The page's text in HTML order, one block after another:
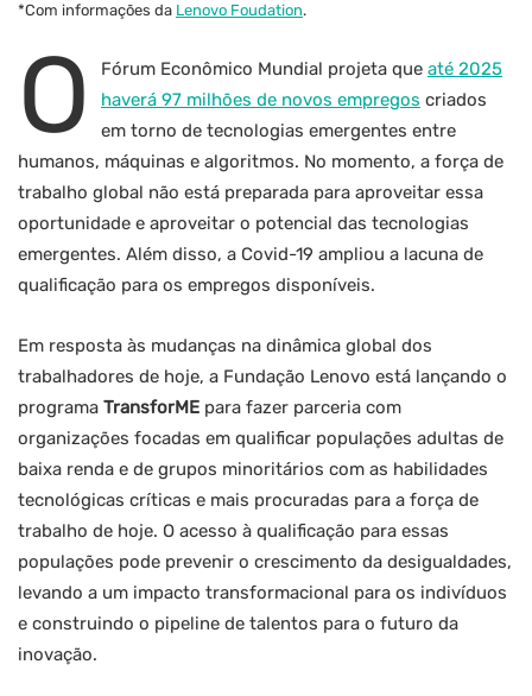
*Com informações da Lenovo Foudation.
O Fórum Econômico Mundial projeta que até 2025
haverá 97 milhões de novos empregos criados
em torno de tecnologias emergentes entre
humanos, máquinas e algoritmos. No momento, a força de
trabalho global não está preparada para aproveitar essa
oportunidade e aproveitar o potencial das tecnologias
emergentes. Além disso, a Covid-19 ampliou a lacuna de
qualificação para os empregos disponíveis.
Em resposta às mudanças na dinâmica global dos
trabalhadores de hoje, a Fundação Lenovo está lançando o
programa TransforME para fazer parceria com
organizações focadas em qualificar populações adultas de
baixa renda e de grupos minoritários com as habilidades
tecnológicas críticas e mais procuradas para a força de
trabalho de hoje. O acesso à qualificação para essas
populações pode prevenir o crescimento da desigualdades,
levando a um impacto transformacional para os indivíduos
e construindo o pipeline de talentos para o futuro da
inovação.